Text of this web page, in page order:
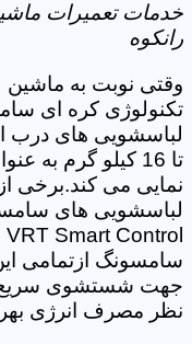
خدمات تعمیرات
رانکوه
وقتی نوبت به
تکنولوژی کره ای
تا 16 کیلو گرم
نمایی می کند.برخی
سامسونگ ازتمامی
جهت شستشوی سریع
نظر مصرف انرژی